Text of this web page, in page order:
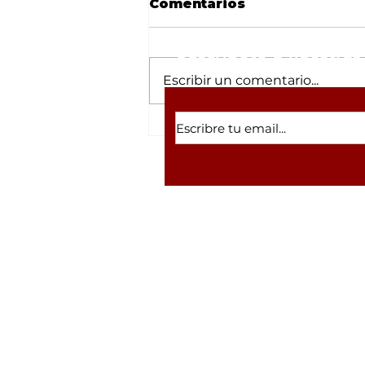
Desmantelan refugio
canino en Tulipanes
arrastraba la sombra de
Comentarios
Escribir un comentario...
Suscríbete a